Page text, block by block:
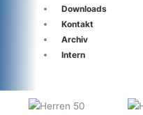
Downloads
Kontakt
Archiv
Intern